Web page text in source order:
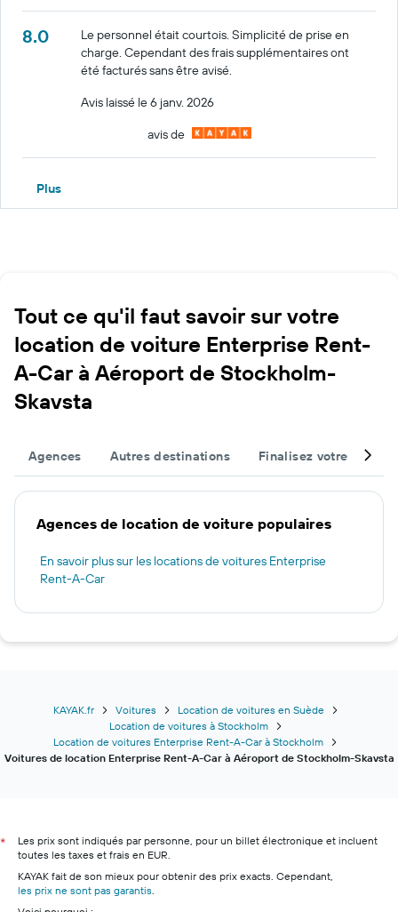
8.0
Le personnel était courtois. Simplicité de prise en
charge. Cependant des frais supplémentaires ont
été facturés sans être avisé.
Avis laissé le 6 janv. 2026
avis de
Plus
Tout ce qu'il faut savoir sur votre
location de voiture Enterprise Rent-
A-Car à Aéroport de Stockholm-
Skavsta
Agences Autres destinations Finalisez votre voyage
Agences de location de voiture populaires
En savoir plus sur les locations de voitures Enterprise
Rent-A-Car
KAYAK.fr Voitures
Location de voitures en Suède
Location de voitures à Stockholm
Location de voitures Enterprise Rent-A-Car à Stockholm
Voitures de location Enterprise Rent-A-Car à Aéroport de Stockholm-Skavsta
*
Les prix sont indiqués par personne, pour un billet électronique et incluent
toutes les taxes et frais en EUR.
KAYAK fait de son mieux pour obtenir des prix exacts. Cependant,
les prix ne sont pas garantis